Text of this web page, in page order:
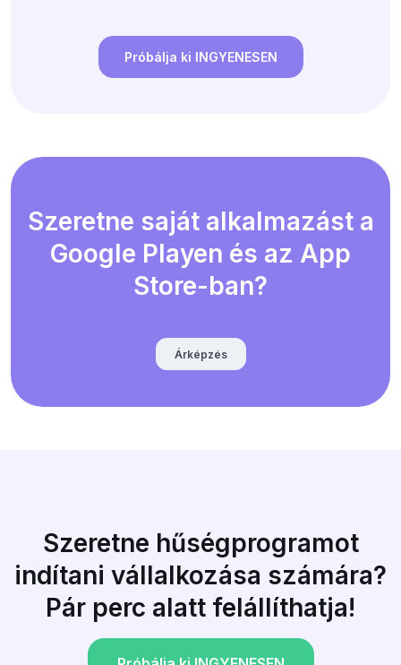
Próbálja ki INGYENESEN
Szeretne saját alkalmazást a
Google Playen és az App
Store-ban?
Árképzés
Szeretne hűségprogramot
indítani vállalkozása számára?
Pár perc alatt felállíthatja!